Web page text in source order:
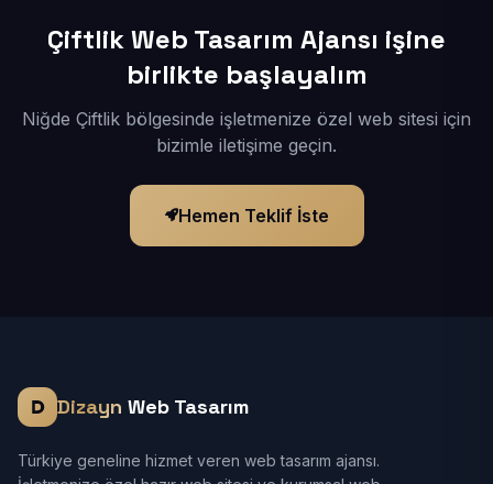
Çiftlik Web Tasarım Ajansı işine
birlikte başlayalım
Niğde Çiftlik bölgesinde işletmenize özel web sitesi için
bizimle iletişime geçin.
Hemen Teklif İste
Dizayn Web Tasarım
Türkiye geneline hizmet veren web tasarım ajansı.